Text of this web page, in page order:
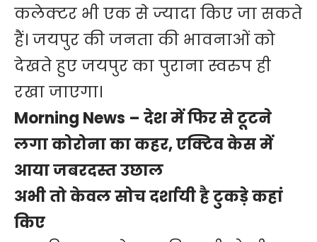
कलेक्टर भी एक से ज्यादा किए जा सकते
हैं। जयपुर की जनता की भावनाओं को
देखते हुए जयपुर का पुराना स्वरुप ही
रखा जाएगा।
Morning News – देश में फिर से टूटने
लगा कोरोना का कहर, एक्टिव केस में
आया जबरदस्त उछाल
अभी तो केवल सोच दर्शायी है टुकड़े कहां
किए